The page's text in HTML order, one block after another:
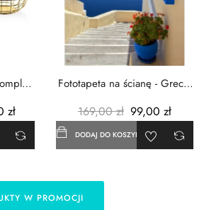
zł
Fototapeta na ścianę - Grecja
169,00 zł 99,00 zł
DODAJ DO KOSZYKA
W PROMOCJI